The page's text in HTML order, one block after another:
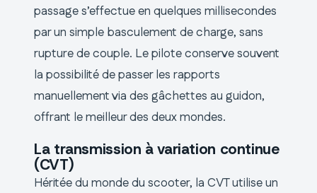
passage s’effectue en quelques millisecondes
par un simple basculement de charge, sans
rupture de couple. Le pilote conserve souvent
la possibilité de passer les rapports
manuellement via des gâchettes au guidon,
offrant le meilleur des deux mondes.
La transmission à variation continue
(CVT)
Héritée du monde du scooter, la CVT utilise un